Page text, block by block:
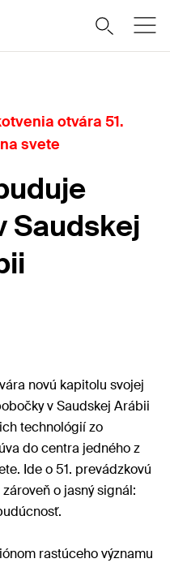
otvára 51.
svete
Saudskej
novú kapitolu svojej
v Saudskej Arábii
technológií zo
do centra jedného z
Ide o 51. prevádzkovú
o jasný signál:
rastúceho významu